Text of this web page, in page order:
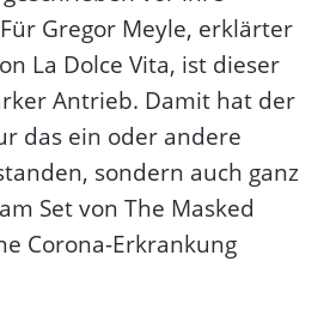
Gregor Meyle, erklärter
La Dolce Vita, ist dieser
Antrieb. Damit hat der
das ein oder andere
sondern auch ganz
Set von The Masked
Corona-Erkrankung